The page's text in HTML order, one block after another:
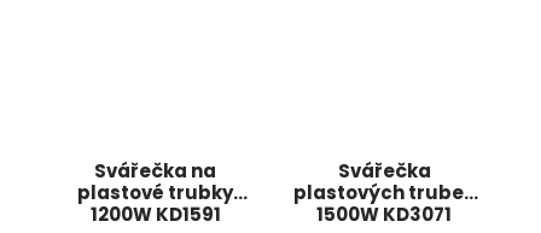
Svářečka na
plastové trubky
1200W KD1591
Svářečka
plastových trubek
1500W KD3071